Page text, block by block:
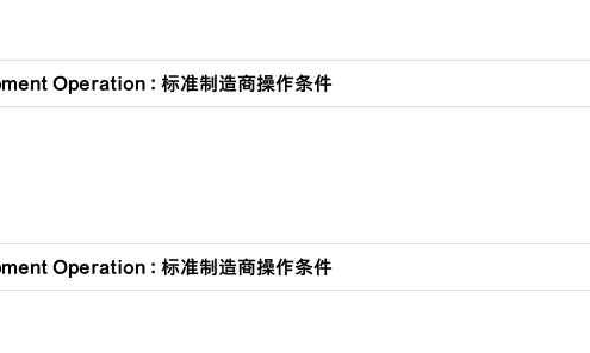
Operation : 标准制造商操作条件
Operation : 标准制造商操作条件